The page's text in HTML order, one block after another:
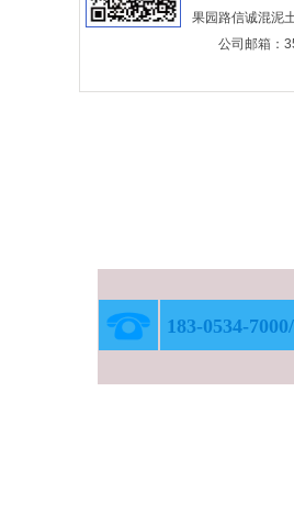
果园路信诚混泥
公司邮箱：
183-0534-